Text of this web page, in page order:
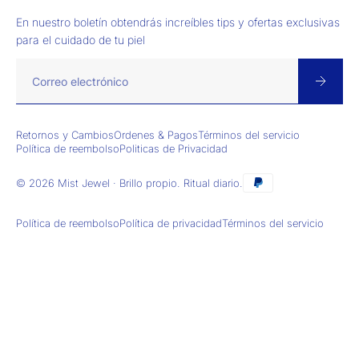
En nuestro boletín obtendrás increíbles tips y ofertas exclusivas
para el cuidado de tu piel
Retornos y CambiosOrdenes & PagosTérminos del servicio
Política de reembolsoPoliticas de Privacidad
© 2026 Mist Jewel · Brillo propio. Ritual diario.
Política de reembolsoPolítica de privacidadTérminos del servicio